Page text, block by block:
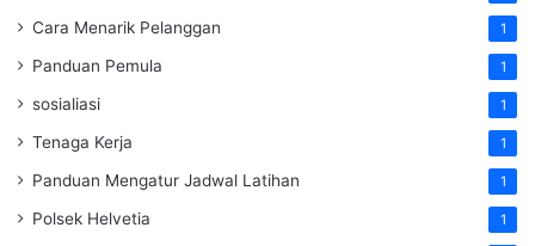
Cara Menarik Pelanggan 1
Panduan Pemula 1
sosialiasi 1
Tenaga Kerja 1
Panduan Mengatur Jadwal Latihan 1
Polsek Helvetia 1